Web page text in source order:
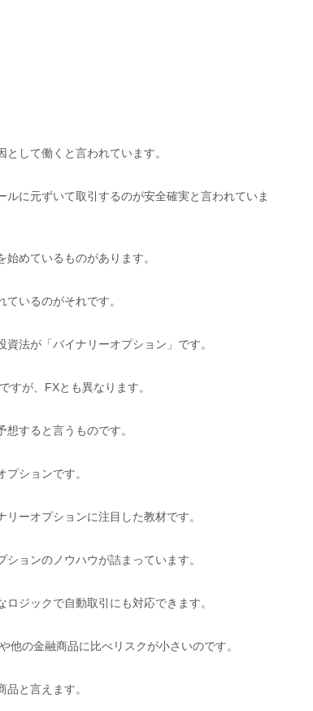
して働くと言われています。
ルに元ずいて取引するのが安全確実と言われていま
めているものがあります。
ているのがそれです。
法が「バイナリーオプション」です。
すが、FXとも異なります。
すると言うものです。
ションです。
リーオプションに注目した教材です。
ョンのノウハウが詰まっています。
ジックで自動取引にも対応できます。
他の金融商品に比べリスクが小さいのです。
と言えます。